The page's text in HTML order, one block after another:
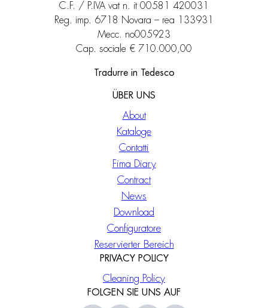
C.F. / P.IVA vat n. it 00581 420031
Reg. imp. 6718 Novara – rea 133931
Mecc. no005923
Cap. sociale € 710.000,00
Tradurre in Tedesco
ÜBER UNS
About
Kataloge
Contatti
Fima Diary
Contract
News
Download
Configuratore
Reservierter Bereich
PRIVACY POLICY
Cleaning Policy
FOLGEN SIE UNS AUF